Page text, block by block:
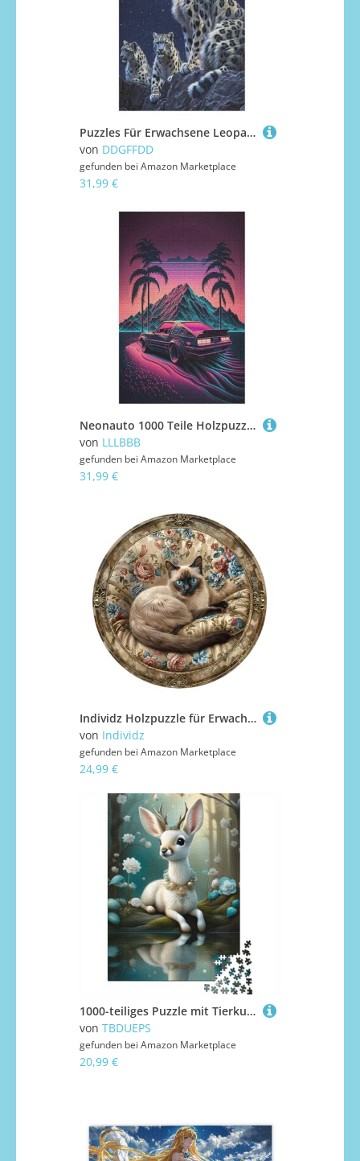
Puzzles Für Erwachsene Leopard,1000-teilige Puzzle Für Kinder Ab 12 Jahren, Holzpuzzles Für Die Heimdekoration, （78×53cm）
von DDGFFDD
gefunden bei Amazon Marketplace
31,99 €
Neonauto 1000 Teile Holzpuzzle,einzigartiges Puzzle, Geschenk Für Erwachsene,Familienspiel,Herausforderungsaktivität,78×53cm
von LLLBBB
gefunden bei Amazon Marketplace
31,99 €
Individz Holzpuzzle für Erwachsene Kinder, Einzigartige Tierförmige Vintage-Siamkatze Wooden Puzzle, Kreatives Geburtstagsgeschenk für Erwachsene(L-34 * 34cm-300 Stück)
von Individz
gefunden bei Amazon Marketplace
24,99 €
1000-teiliges Puzzle mit Tierkunst und Elchmotiv für Erwachsene, Holzpuzzle für Erwachsene, für Familienspaß und Spieleabend, 1000 Teile (38 x 26 cm)
von TBDUEPS
gefunden bei Amazon Marketplace
20,99 €